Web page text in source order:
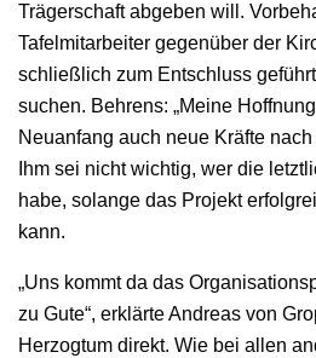
Trägerschaft abgeben will.
Tafelmitarbeiter gegenüber der
schließlich zum Entschluss
suchen. Behrens: „Meine
Neuanfang auch neue Kräfte
Ihm sei nicht wichtig, wer die
habe, solange das Projekt
kann.
„Uns kommt da das
zu Gute“, erklärte Andreas von
Herzogtum direkt. Wie bei allen